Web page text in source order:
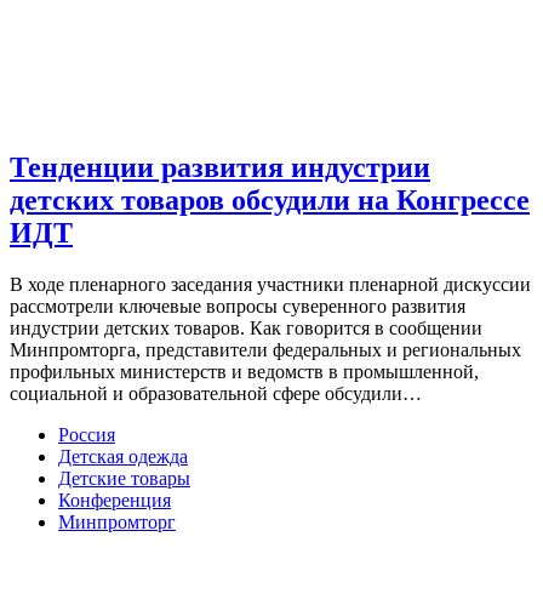
Тенденции развития индустрии
детских товаров обсудили на Конгрессе
ИДТ
В ходе пленарного заседания участники пленарной дискуссии
рассмотрели ключевые вопросы суверенного развития
индустрии детских товаров. Как говорится в сообщении
Минпромторга, представители федеральных и региональных
профильных министерств и ведомств в промышленной,
социальной и образовательной сфере обсудили…
Россия
Детская одежда
Детские товары
Конференция
Минпромторг